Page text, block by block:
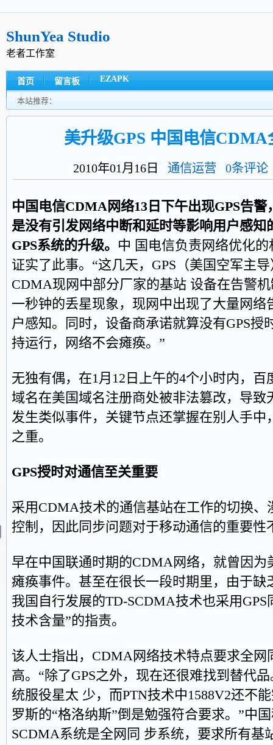
ShunYea Studio
老者工作室
首页 留言板 EZAPK
本站推荐：
美升级GPS 中国电信CDMA
2010年01月16日 通信运营 0条评论
中国电信CDMA网络13日下午出现GPS告
是没有引发网络中断和延时等影响用户感知
GPS系统的升级。 中 国电信负责网络优化
证实了此事。“这几天，GPS（美国空军主
CDMA现网中部分厂家的基站 设备在告警
一秒钟的丢星现象，现网中出现了大量网络
户感知。同时，设备商承诺就算没有GPS授
持运行，网络不会瘫痪。”
无独有偶，在1月12日上午的4个小时内，百
域名在美国域名注册商处被非法篡改，导致
发生类似事件，关键节点还掌握在别人手中
之重。
GPS授时对通信至关重要
采用CDMA技术的通信基站在工作的切换、
控制，因此同步问题对于移动通信的重要性
早在中国联通时期的CDMA网络，就曾因为
瘫痪事件。甚至在很长一段时期里，由于缺
我国自行发展的TD-SCDMA技术也采用
技术含量”的指责。
该人士指出，CDMA网络技术特点要求全网
高。“除了GPS之外，现在还很难找到替代
统服役星太 少，而PTN技术中1588V2还不
罗斯的“格洛纳斯”倒是勉强符合要求。”中
SCDMA系统是全网同 步系统，要求所有基